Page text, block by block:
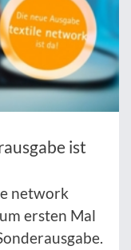
ist
network
ersten Mal